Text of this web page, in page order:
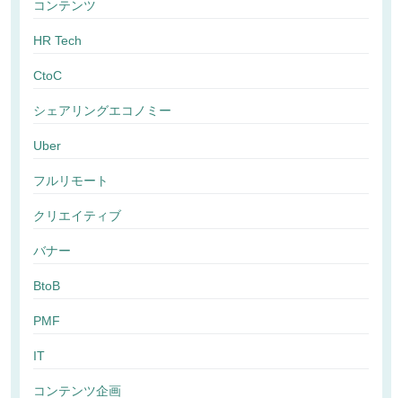
コンテンツ
HR Tech
CtoC
シェアリングエコノミー
Uber
フルリモート
クリエイティブ
バナー
BtoB
PMF
IT
コンテンツ企画